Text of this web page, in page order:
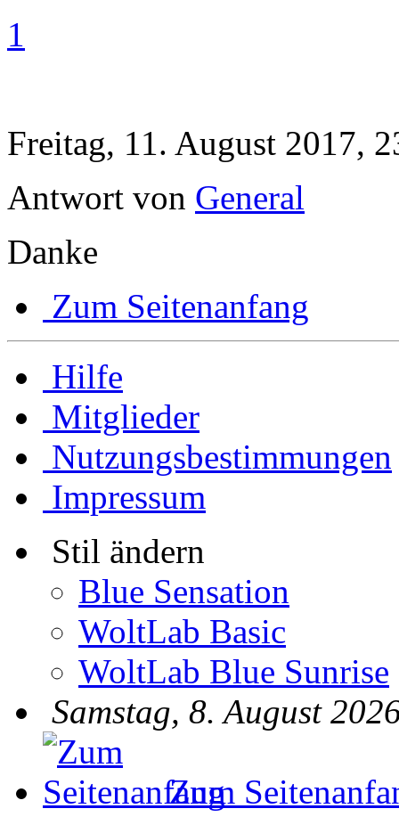
1
Freitag, 11. August 2017,
Antwort von General
Danke
Zum Seitenanfang
Hilfe
Mitglieder
Nutzungsbestimmungen
Impressum
Stil ändern
Blue Sensation
WoltLab Basic
WoltLab Blue Sunrise
Samstag, 8. August
Zum